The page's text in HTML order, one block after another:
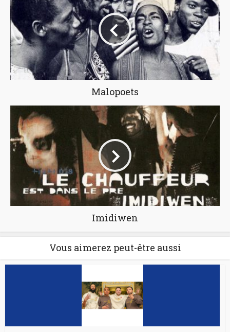
Malopoets
Imidiwen
Vous aimerez peut-être aussi